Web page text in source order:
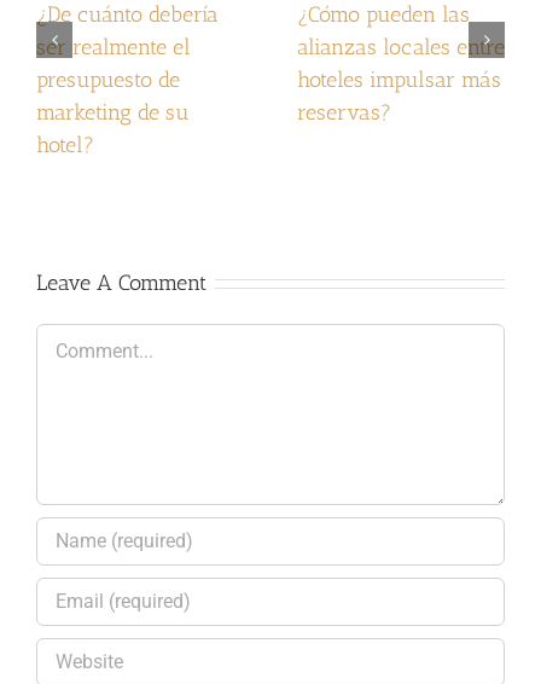
¿De cuánto debería
ser realmente el
presupuesto de
marketing de su
hotel?
¿Cómo pueden las
alianzas locales entre
hoteles impulsar más
reservas?
Leave A Comment
Comment